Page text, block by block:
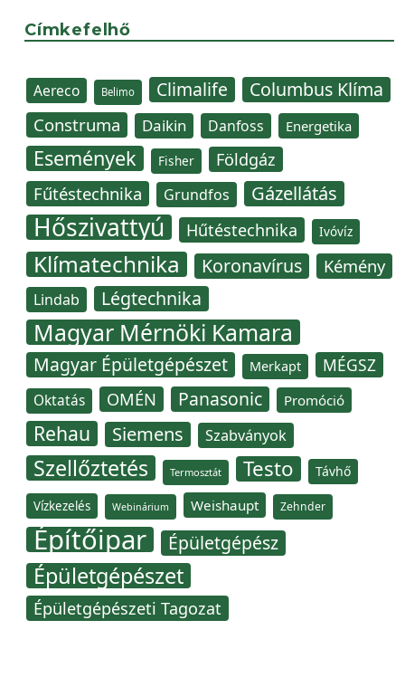
Címkefelhő
Aereco Belimo Climalife Columbus Klíma
Construma Daikin Danfoss Energetika
Események Fisher Földgáz
Fűtéstechnika Grundfos Gázellátás
Hőszivattyú Hűtéstechnika Ivóvíz
Klímatechnika Koronavírus Kémény
Lindab Légtechnika
Magyar Mérnöki Kamara
Magyar Épületgépészet Merkapt MÉGSZ
Oktatás OMÉN Panasonic Promóció
Rehau Siemens Szabványok
Szellőztetés Termosztát Testo Távhő
Vízkezelés Webinárium Weishaupt Zehnder
Építőipar Épületgépész
Épületgépészet
Épületgépészeti Tagozat